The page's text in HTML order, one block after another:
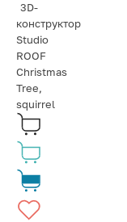
3D-
конструктор
Studio
ROOF
Christmas
Tree,
squirrel